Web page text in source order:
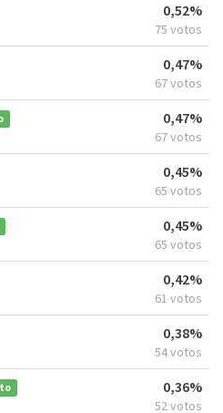
0,52%
75 votos
0,47%
67 votos
0,47%
67 votos
0,45%
65 votos
0,45%
65 votos
0,42%
61 votos
0,38%
54 votos
0,36%
52 votos